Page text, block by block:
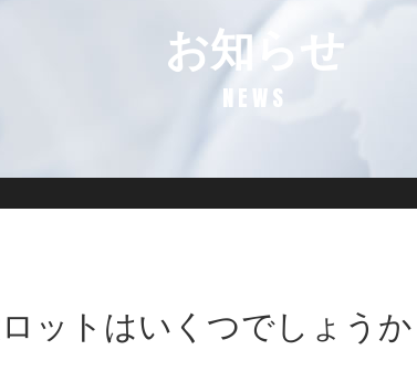
お知らせ
NEWS
ットはいくつでしょうか